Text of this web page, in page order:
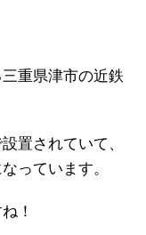
重県津市の近鉄
置されていて、
っています。
！